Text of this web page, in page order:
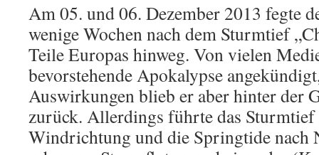
Am 05. und 06. Dezember 2013 fegte
wenige Wochen nach dem Sturmtief
Teile Europas hinweg. Von vielen
bevorstehende Apokalypse
Auswirkungen blieb er aber hinter der
zurück. Allerdings führte das Sturmtief
Windrichtung und die Springtide nach